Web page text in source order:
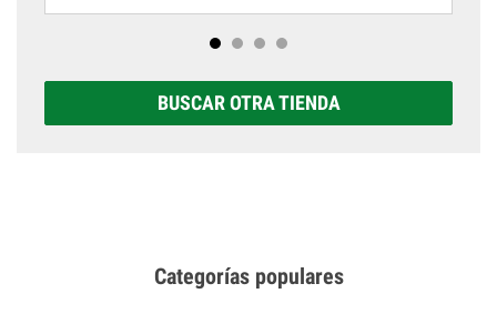
BUSCAR OTRA TIENDA
Categorías populares